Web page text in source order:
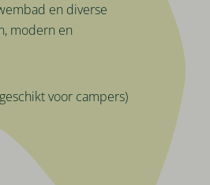
en diverse
modern en
voor campers)